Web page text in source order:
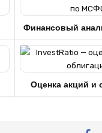
Финансовый
Оценка акций и